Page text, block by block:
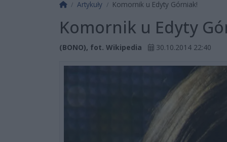
Strona główna
Artykuły Komornik u Edyty Górniak!
Komornik u Edyty
(BONO), fot. Wikipedia 30.10.2014 22:40